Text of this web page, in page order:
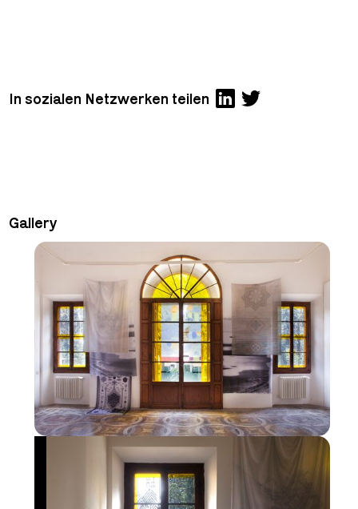
In sozialen Netzwerken teilen
Gallery